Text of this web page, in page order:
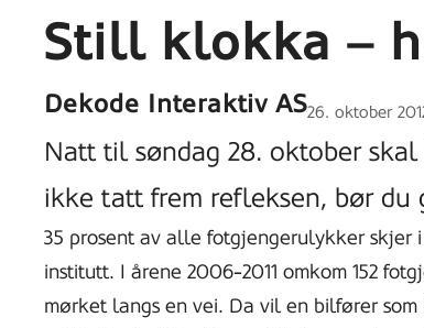
Still klokka –
Dekode Interaktiv ASLagt
på
26. oktober
Natt til søndag 28. oktober
ikke tatt frem refleksen, bør du
35 prosent av alle fotgjengerulykker skjer
institutt. I årene 2006-2011 omkom 152
mørket langs en vei. Da vil en bilfører